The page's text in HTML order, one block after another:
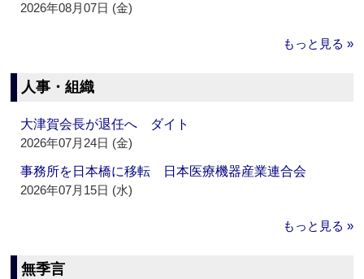
2026年08月07日 (金)
もっと見る »
人事・組織
大津賀会長が退任へ ダイト
2026年07月24日 (金)
事務所を日本橋に移転 日本医療機器産業連合会
2026年07月15日 (水)
もっと見る »
無季言